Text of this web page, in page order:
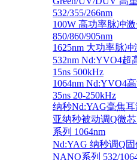
532/355/266nm
100W 高功率脉冲
850/860/905nm
1625nm 大功率脉
532nm Nd:YVO4超
15ns 500kHz
1064nm Nd:YVO4
35ns 20-250kHz
纳秒Nd:YAG毫焦耳
亚纳秒被动调Q微
系列 1064nm
Nd:YAG 纳秒调Q
NANO系列 532/